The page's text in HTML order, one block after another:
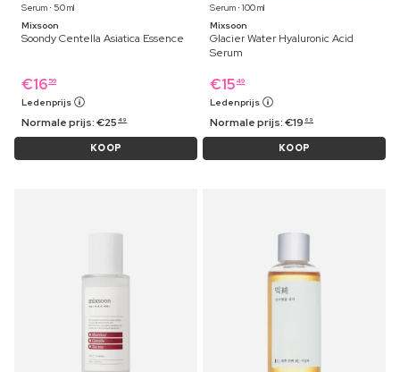
Serum ⋅ 50 ml
Mixsoon
Soondy Centella Asiatica Essence
€16 59
Ledenprijs
Normale prijs:€25 49
KOOP
Serum ⋅ 100 ml
Mixsoon
Glacier Water Hyaluronic Acid
Serum
€15 49
Ledenprijs
Normale prijs:€19 69
KOOP